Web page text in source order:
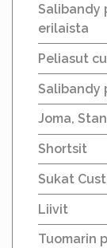
Salibandy
erilaista
Peliasut
Salibandy
Joma,
Shortsit
Sukat
Liivit
Tuomarin